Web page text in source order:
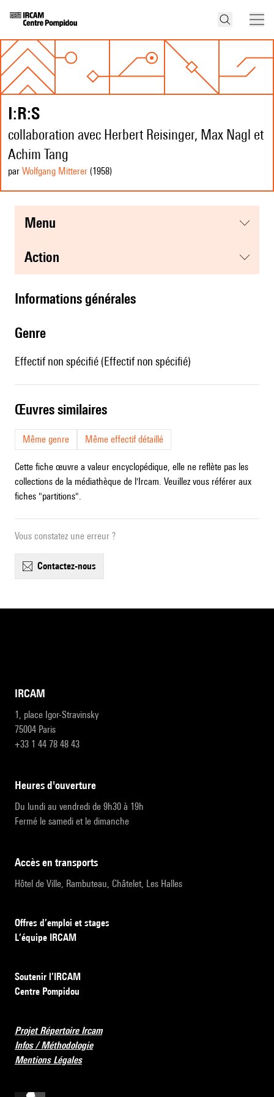
I:R:S
collaboration avec Herbert Reisinger, Max Nagl et
Achim Tang
par Wolfgang Mitterer (1958)
menu
action
informations générales
genre
Effectif non spécifié (Effectif non spécifié)
œuvres similaires
Même genre Même effectif détaillé
Cette fiche œuvre a valeur encyclopédique, elle ne reflète pas les
collections de la médiathèque de l'Ircam. Veuillez vous référer aux
fiches "partitions".
Vous constatez une erreur ?
contactez-nous
IRCAM
1, place Igor-Stravinsky
75004 Paris
+33 1 44 78 48 43
heures d'ouverture
Du lundi au vendredi de 9h30 à 19h
Fermé le samedi et le dimanche
accès en transports
Hôtel de Ville, Rambuteau, Châtelet, Les Halles
Offres d’emploi et stages
L’équipe IRCAM
Soutenir l’IRCAM
Centre Pompidou
Projet Répertoire Ircam
Infos / Méthodologie
Mentions Légales